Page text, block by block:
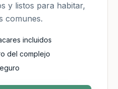
y listos para habitar,
comunes.
incluidos
del complejo